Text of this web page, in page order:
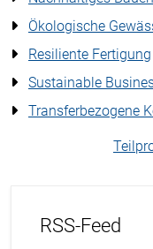
Ökologische
Resiliente Fertigung
Sustainable
Transferbezogene
RSS-Feed